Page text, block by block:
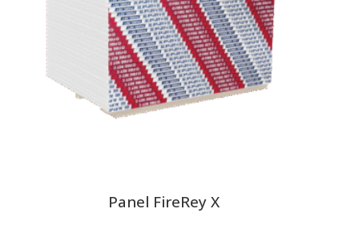
Panel FireRey X